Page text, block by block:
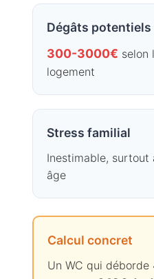
Dégâts potentiels
300-3000€ selon
logement
Stress familial
Inestimable, surtout
âge
Calcul concret
Un WC qui déborde